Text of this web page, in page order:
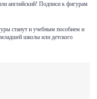
английский! Подписи к фигурам
станут и учебным пособием и
школы или детского